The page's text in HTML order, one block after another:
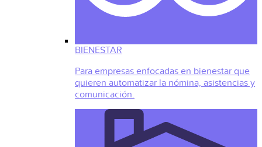
BIENESTAR
Para empresas enfocadas en bienestar que
quieren automatizar la nómina, asistencias y
comunicación.